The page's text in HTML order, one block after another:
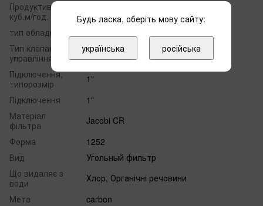
Продуктивність,
куб.м/год.
тип обладнання
Тип клапана
управління
Pallas
Підключення,
типорозмір
1"
Підключення
1"
Матеріал
фільтра
Jacobi CR
Форма
1252
Вид
Угольный фильтр
Що видаляє з
води
Хлор, Органічні речовини
Мета
carbon
Будь ласка, оберіть мову сайту:
українська російська